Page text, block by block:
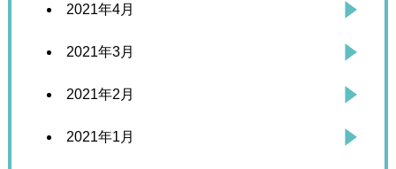
2021年4月
2021年3月
2021年2月
2021年1月